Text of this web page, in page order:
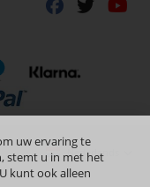
uw ervaring te
stemt u in met het
kunt ook alleen
Nederlands